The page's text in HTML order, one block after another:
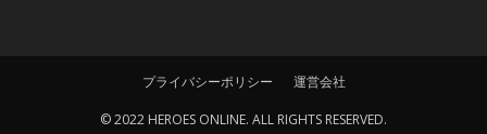
プライバシーポリシー 運営会社
© 2022 HEROES ONLINE. ALL RIGHTS RESERVED.